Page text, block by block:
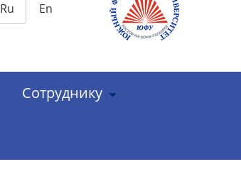
Ru En
Сотруднику